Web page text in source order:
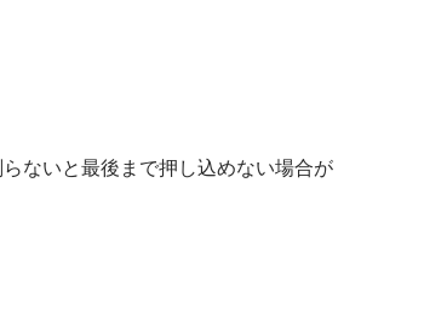
ないと最後まで押し込めない場合が